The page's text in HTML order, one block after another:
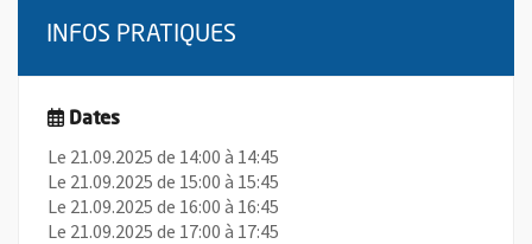
INFOS PRATIQUES
Dates
Le 21.09.2025 de 14:00 à 14:45
Le 21.09.2025 de 15:00 à 15:45
Le 21.09.2025 de 16:00 à 16:45
Le 21.09.2025 de 17:00 à 17:45